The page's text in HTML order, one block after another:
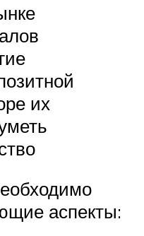
их
аспекты: